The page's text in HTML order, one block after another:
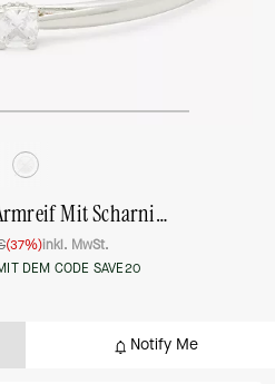
Little Luxuries Armreif Mit Scharnierverschluss
(37%)inkl. MwSt.
DEM CODE SAVE20
Notify Me